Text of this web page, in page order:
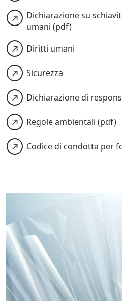
Dichiarazione su
umani (pdf)
Diritti umani
Sicurezza
Dichiarazione di
Regole ambientali (pdf)
Codice di condotta per